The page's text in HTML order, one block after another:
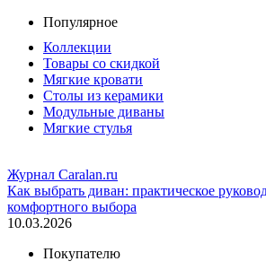
Популярное
Коллекции
Товары со скидкой
Мягкие кровати
Столы из керамики
Модульные диваны
Мягкие стулья
Журнал Caralan.ru
Как выбрать диван: практическое
комфортного выбора
10.03.2026
Покупателю